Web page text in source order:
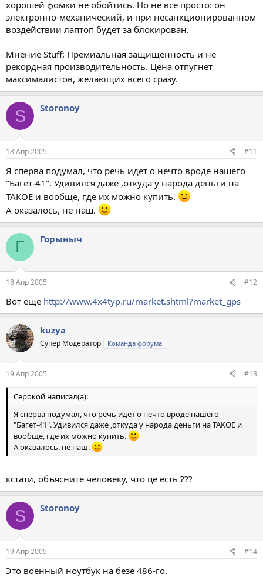
хорошей фомки не обойтись. Но не все просто: он
электронно-механический, и при несанкционированном
воздействии лаптоп будет за блокирован.
Мнение Stuff: Премиальная защищенность и не
рекордная производительность. Цена отпугнет
максималистов, желающих всего сразу.
S Storonoy
18 Апр 2005 #11
Я сперва подумал, что речь идёт о нечто вроде нашего
"Багет-41". Удивился даже ,откуда у народа деньги на
ТАКОЕ и вообще, где их можно купить.
А оказалось, не наш.
Г Горыныч
18 Апр 2005 #12
Вот еще http://www.4x4typ.ru/market.shtml?market_gps
kuzya
Супер Модератор Команда форума
19 Апр 2005 #13
Серокой написал(а):
Я сперва подумал, что речь идёт о нечто вроде нашего
"Багет-41". Удивился даже ,откуда у народа деньги на ТАКОЕ и
вообще, где их можно купить.
А оказалось, не наш.
кстати, объясните человеку, что це есть ???
S Storonoy
19 Апр 2005 #14
Это военный ноутбук на безе 486-го.